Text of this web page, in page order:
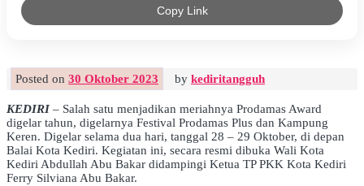
Copy Link
Posted on 30 Oktober 2023 by kediritangguh
KEDIRI– Salah satu menjadikan meriahnya Prodamas Award
digelar tahun, digelarnya Festival Prodamas Plus dan Kampung
Keren. Digelar selama dua hari, tanggal 28 – 29 Oktober, di depan
Balai Kota Kediri. Kegiatan ini, secara resmi dibuka Wali Kota
Kediri Abdullah Abu Bakar didampingi Ketua TP PKK Kota Kediri
Ferry Silviana Abu Bakar.